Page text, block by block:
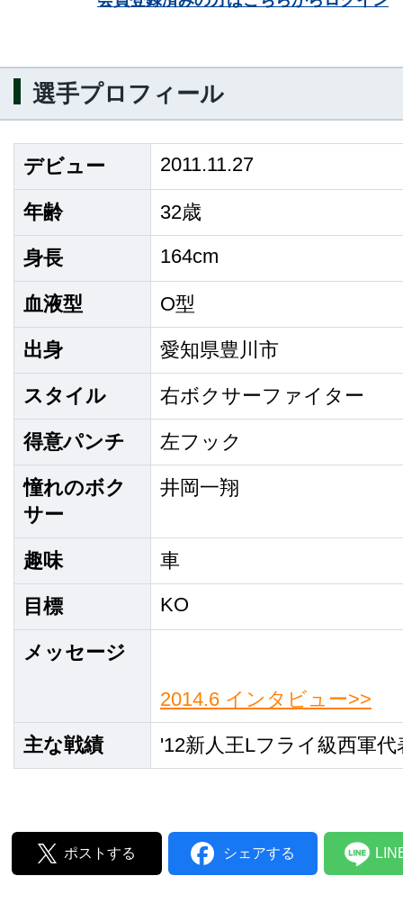
選手プロフィール
デビュー 2011.11.27
年齢 32歳
身長 164cm
血液型 O型
出身 愛知県豊川市
スタイル 右ボクサーファイター
得意パンチ 左フック
憧れのボク
サー
井岡一翔
趣味 車
目標 KO
メッセージ
2014.6 インタビュー>>
主な戦績 '12新人王Lフライ級西軍代
ポストする シェアする